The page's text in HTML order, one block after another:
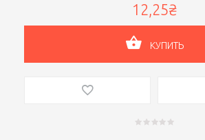
12,25₴
КУПИТЬ